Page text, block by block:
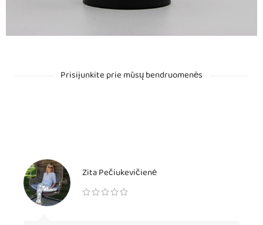
Prisijunkite prie mūsų bendruomenės
Zita Pečiukevičienė